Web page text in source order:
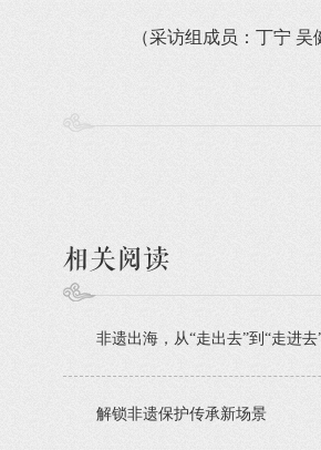
（采访组成员：丁宁
相关阅读
非遗出海，从“走出去”到“走进去
解锁非遗保护传承新场景